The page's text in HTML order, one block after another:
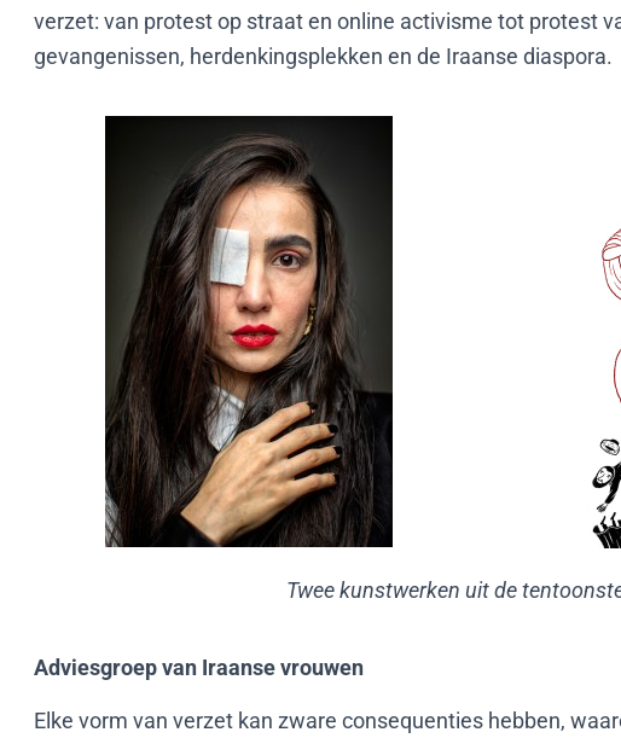
verzet: van protest op straat en online activisme tot protest
gevangenissen, herdenkingsplekken en de Iraanse diaspora.
Twee kunstwerken uit de
Adviesgroep van Iraanse vrouwen
Elke vorm van verzet kan zware consequenties hebben,